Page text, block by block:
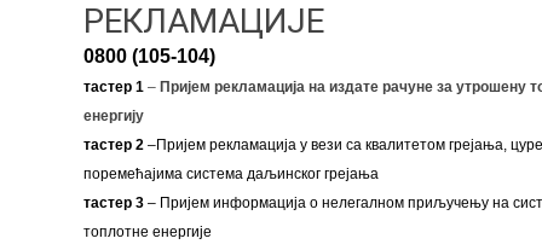
РЕКЛАМАЦИЈЕ
0800 (105-104)
тастер 1–Пријем рекламација на издате рачуне за утрошену
енергију
тастер 2–Пријем рекламација у вези са квалитетом грејања,
поремећајима система даљинског грејања
тастер 3– Пријем информација о нелегалном приључењу на
топлотне енергије